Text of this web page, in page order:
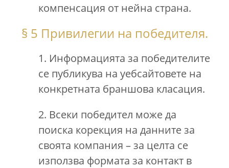
компенсация от нейна страна.
§ 5 Привилегии на победителя.
1. Информацията за победителите
се публикува на уебсайтовете на
конкретната браншова класация.
2. Всеки победител може да
поиска корекция на данните за
своята компания – за целта се
използва формата за контакт в